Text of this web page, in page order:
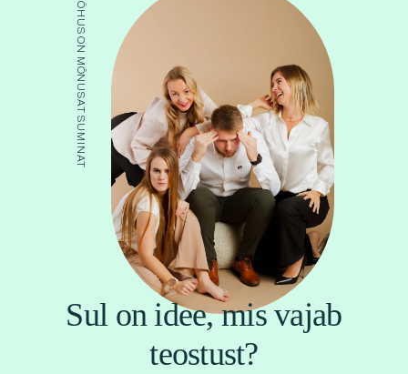
ÕHUS ON MÕNUSAT SUMINAT
Sul on idee, mis vajab
teostust?